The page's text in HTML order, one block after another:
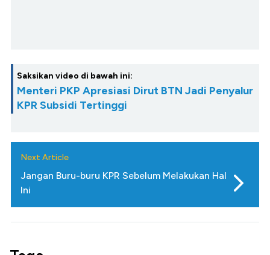
Saksikan video di bawah ini:
Menteri PKP Apresiasi Dirut BTN Jadi Penyalur
KPR Subsidi Tertinggi
Next Article
Jangan Buru-buru KPR Sebelum Melakukan Hal
Ini